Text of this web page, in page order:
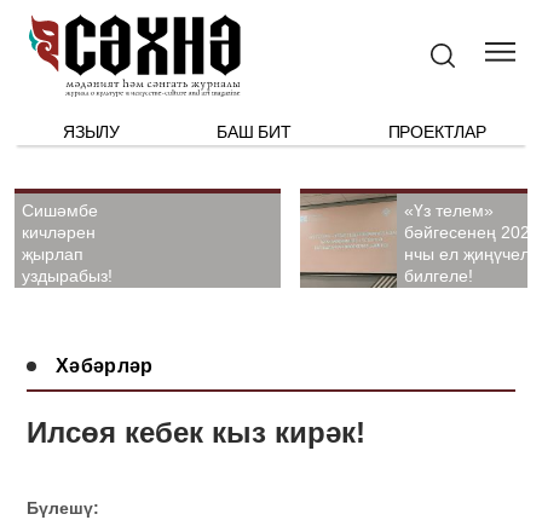
ЯЗЫЛУ БАШ БИТ ПРОЕКТЛАР
Сишәмбе
кичләрен
җырлап
уздырабыз!
«Үз телем»
бәйгесенең 2026
нчы ел
билгеле!
Хәбәрләр
Илсөя кебек кыз кирәк!
Бүлешү: